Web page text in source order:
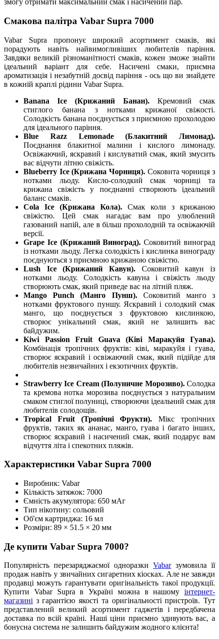
змогу отримати максимальний смак і насичений пар.
Смакова палітра Vabar Supra 7000
Vabar Supra пропонує широкий асортимент смаків, які
порадують навіть найвимогливіших любителів паріння.
Завдяки великій різноманітності смаків, кожен зможе знайти
ідеальний варіант для себе. Насичені смаки, приємна
ароматизація і незабутній досвід паріння - ось що ви знайдете
в кожній краплі рідини Vabar Supra.
Banana Ice (Крижаний Банан). Кремовий смак
стиглого банана з нотками крижаної свіжості.
Солодкість банана поєднується з приємною прохолодою
для ідеального паріння.
Blue Razz Lemonade (Блакитний Лимонад).
Поєднання блакитної малини і кислого лимонаду.
Освіжаючий, яскравий і кислуватий смак, який змусить
вас відчути літню свіжість.
Blueberry Ice (Крижана Чорниця). Соковита чорниця з
нотками льоду. Кисло-солодкий смак чорниці та
крижана свіжість у поєднанні створюють ідеальний
баланс смаків.
Cola Ice (Крижана Кола). Смак коли з крижаною
свіжістю. Цей смак нагадає вам про улюблений
газований напій, але в більш прохолодній та освіжаючій
версії.
Grape Ice (Крижаний Виноград).Соковитий виноград
із нотками льоду. Легка солодкість і кислинка винограду
поєднуються з приємною крижаною свіжістю.
Lush Ice (Крижаний Кавун). Соковитий кавун із
нотками льоду. Солодкість кавуна і свіжість льоду
створюють смак, який приведе вас на літній пляж.
Mango Punch (Манго Пунш). Соковитий манго з
нотками фруктового пуншу. Яскравий і солодкий смак
манго, що поєднується з фруктовою кислинкою,
створює унікальний смак, який не залишить вас
байдужим.
Kiwi Passion Fruit Guava (Ківі Маракуйя Гуава).
Комбінація тропічних фруктів: ківі, маракуйя і гуава,
створює яскравий і освіжаючий смак, який підійде для
любителів незвичайних і екзотичних фруктів.
Strawberry Ice Cream (Полуничне Морозиво). Солодка
та кремова нотка морозива поєднується з натуральним
смаком стиглої полуниці, створюючи ідеальний смак для
любителів солодощів.
Tropical Fruit (Тропічні Фрукти).Мікс тропічних
фруктів, таких як ананас, манго, гуава і багато інших,
створює яскравий і насичений смак, який подарує вам
відчуття літа і спекотних пляжів.
Характеристики Vabar Supra 7000
Виробник: Vabar
Кількість затяжок: 7000
Ємність акумулятора: 650 мАг
Тип нікотину: сольовий
Об'єм картриджа: 16 мл
Розміри: 89 × 51.5 × 20 мм
Де купити Vabar Supra 7000?
Популярність перезаряджаємої одноразки Vabarзумовила її
продаж навіть у звичайних сигаретних кіосках. Але не завжди
продавці можуть гарантувати оригінальність такої продукції.
Купити Vabar Supra в Україні можна в нашому інтернет-
магазині з гарантією якості та оригінальності пристроїв. Тут
представлений великий асортимент гаджетів і передбачена
доставка по всій країні. Наші ціни приємно здивують вас, а
бонусна система не залишить байдужим жодного клієнта!